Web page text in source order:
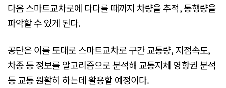
다음 스마트교차로에 다다를 때까지 차량을 추적, 통행량을
파악할 수 있게 된다.
공단은 이를 토대로 스마트교차로 구간 교통량, 지점속도,
차종 등 정보를 알고리즘으로 분석해 교통지체 영향권 분석
등 교통 원활히 하는데 활용할 예정이다.